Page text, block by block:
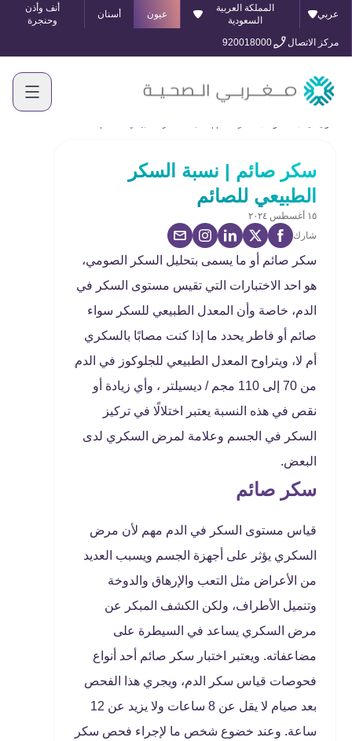
عربي
المملكة العربية
السعودية
عيون أسنان
أنف وأذن
وحنجرة
مركز الاتصال
920018000
سكر صائم | نسبة السكر
الطبيعي للصائم
١٥ أغسطس ٢٠٢٤
شارك
سكر صائم أو ما يسمى بتحليل السكر الصومي،
هو احد الاختبارات التي تقيس مستوى السكر في
الدم، خاصة وأن المعدل الطبيعي للسكر سواء
صائم أو فاطر يحدد ما إذا كنت مصابًا بالسكري
أم لا، ويتراوح المعدل الطبيعي للجلوكوز في الدم
من 70 إلى 110 مجم / ديسيلتر ، وأي زيادة أو
نقص في هذه النسبة يعتبر اختلالًا في تركيز
السكر في الجسم وعلامة لمرض السكري لدى
البعض.
سكر صائم
قياس مستوى السكر في الدم مهم لأن مرض
السكري يؤثر على أجهزة الجسم ويسبب العديد
من الأعراض مثل التعب والإرهاق والدوخة
وتنميل الأطراف، ولكن الكشف المبكر عن
مرض السكري يساعد في السيطرة على
مضاعفاته. ويعتبر اختبار سكر صائم أحد أنواع
فحوصات قياس سكر الدم، ويجري هذا الفحص
بعد صيام لا يقل عن 8 ساعات ولا يزيد عن 12
ساعة. وعند خضوع شخص ما لإجراء فحص سكر